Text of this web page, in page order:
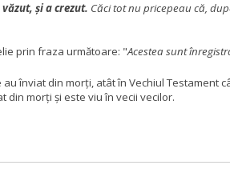
văzut, şi a crezut. Căci tot nu pricepeau că,
prin fraza următoare: "Acestea sunt
înviat din morți, atât în Vechiul
din morți și este viu în vecii vecilor.